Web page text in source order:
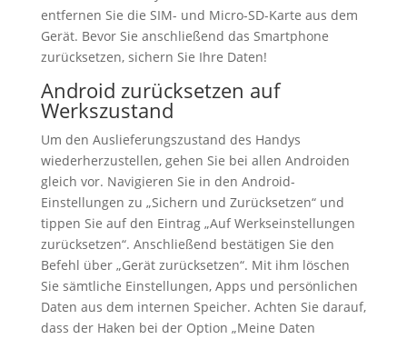
entfernen Sie die SIM- und Micro-SD-Karte aus dem
Gerät. Bevor Sie anschließend das Smartphone
zurücksetzen, sichern Sie Ihre Daten!
Android zurücksetzen auf
Werkszustand
Um den Auslieferungszustand des Handys
wiederherzustellen, gehen Sie bei allen Androiden
gleich vor. Navigieren Sie in den Android-
Einstellungen zu „Sichern und Zurücksetzen“ und
tippen Sie auf den Eintrag „Auf Werkseinstellungen
zurücksetzen“. Anschließend bestätigen Sie den
Befehl über „Gerät zurücksetzen“. Mit ihm löschen
Sie sämtliche Einstellungen, Apps und persönlichen
Daten aus dem internen Speicher. Achten Sie darauf,
dass der Haken bei der Option „Meine Daten